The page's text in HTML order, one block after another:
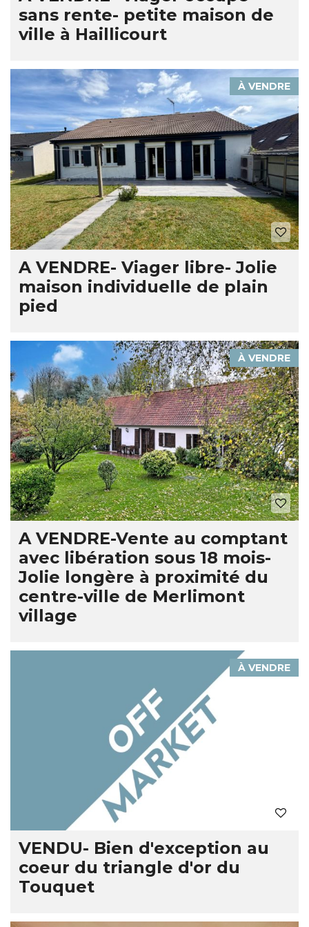
sans rente- petite maison de
ville à Haillicourt
À VENDRE
A VENDRE- Viager libre- Jolie
maison individuelle de plain
pied
À VENDRE
A VENDRE-Vente au comptant
avec libération sous 18 mois-
Jolie longère à proximité du
centre-ville de Merlimont
village
À VENDRE
VENDU- Bien d'exception au
coeur du triangle d'or du
Touquet